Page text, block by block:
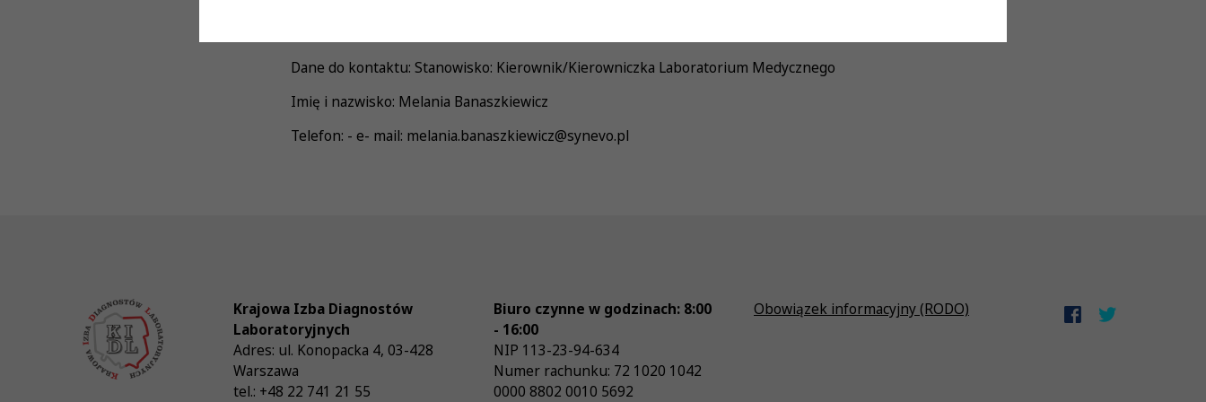
Dane do kontaktu: Stanowisko: Kierownik/Kierowniczka Laboratorium Medycznego
Imię i nazwisko: Melania Banaszkiewicz
Telefon: - e- mail: melania.banaszkiewicz@synevo.pl
Krajowa Izba Diagnostów
Laboratoryjnych
Adres: ul. Konopacka 4,03-428
Warszawa
tel.: +48 22 741 21 55
Biuro czynne w godzinach: 8:00
- 16:00
NIP 113-23-94-634
Numer rachunku: 72 1020 1042
0000 8802 0010 5692
Obowiązek informacyjny (RODO)